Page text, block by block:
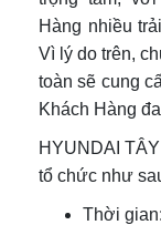
Hàng nhiều
Vì lý do trên,
toàn sẽ cung
Khách Hàng
HYUNDAI
tổ chức như
Thời